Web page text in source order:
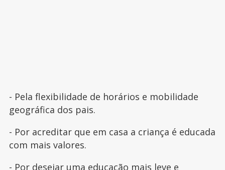
- Pela flexibilidade de horários e mobilidade
geográfica dos pais.
- Por acreditar que em casa a criança é educada
com mais valores.
- Por desejar uma educação mais leve e